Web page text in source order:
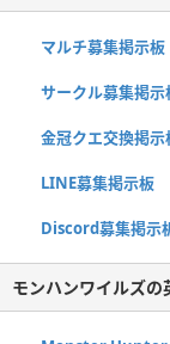
マルチ募集掲示板
サークル募集掲示
金冠クエ交換掲示
LINE募集掲示板
Discord募集掲示
モンハンワイルズの